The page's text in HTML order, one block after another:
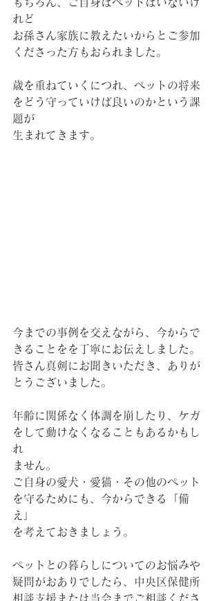
れど
お孫さん家族に教えたいからとご参加
くださった方もおられました。
歳を重ねていくにつれ、ペットの将来
をどう守っていけば良いのかという課
題が
生まれてきます。
今までの事例を交えながら、今からで
きることをを丁寧にお伝えしました。
皆さん真剣にお聞きいただき、ありが
とうございました。
年齢に関係なく体調を崩したり、ケガ
をして動けなくなることもあるかもし
れ
ません。
ご自身の愛犬・愛猫・その他のペット
を守るためにも、今からできる「備
え」
を考えておきましょう。
ペットとの暮らしについてのお悩みや
疑問がおありでしたら、中央区保健所
相談支援または当会までご相談くださ